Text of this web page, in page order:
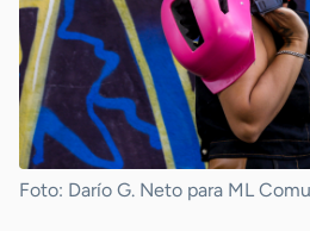
Foto: Darío G. Neto para ML